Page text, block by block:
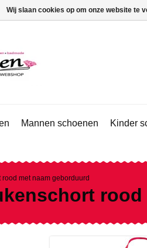
Mannen schoenen
Kinder
met naam geborduurd
Wij slaan cookies op om onze website te